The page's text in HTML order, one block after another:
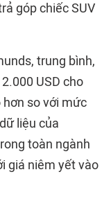
góp chiếc SUV
trung bình,
USD cho
hơn so với mức
liệu của
toàn ngành
giá niêm yết vào